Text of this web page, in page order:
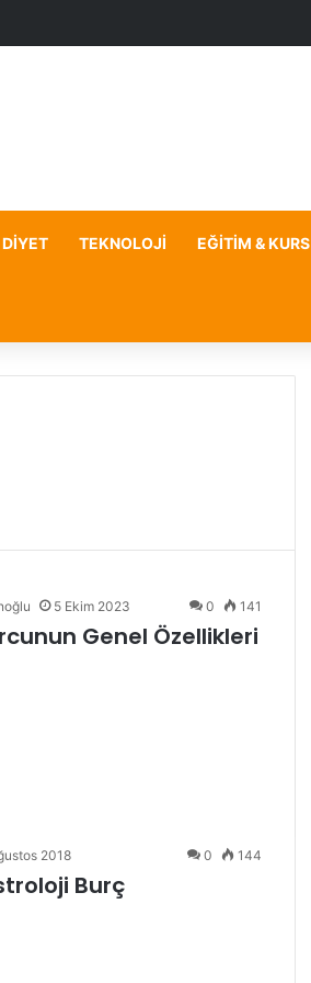
Çözüm Önerileri
DIYET TEKNOLOJI EĞITIM & KURS
5 Ekim 2023 0 141
Genel Özellikleri
2018 0 144
Burç